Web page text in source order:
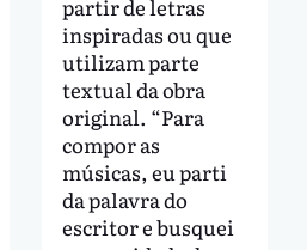
partir de letras
inspiradas ou que
utilizam parte
textual da obra
original. “Para
compor as
músicas, eu parti
da palavra do
escritor e busquei